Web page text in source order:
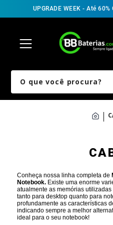
UPGRADE WEEK - Até
VOLTAR
Bateria Notebook
Acer
CCE Info
Compaq
VOLTAR
Fonte Notebook
Acer
Compaq
Dell
VOLTAR
Tela Notebook
Acer
HP
Lenovo
VOLTAR
Teclado Notebook
Acer
Lenovo
Positivo
VOLTAR
Memória Notebook
Acer
Lenovo
MacBook
VOLTAR
SSD Notebook
Acer
MacBook
Samsung
VOLTAR
Peças & Acessórios
Suporte Notebook
Cabo Reparo Fontes
Cabo Flat LCD
VOLTAR
Câmera Digital
Bateria Canon
Bateria Sony
Carregador Câmera Digital
VOLTAR
Bateria Filmadora
Canon
VOLTAR
Filmadora Broadcast
Bateria Canon
O que você procura?
Conheça nossa linha completa de
Notebook. Existe uma enorme
atualmente as memórias
tanto para desktop quanto para
profundamente as características
indicando sempre a melhor
ideal para o seu notebook!